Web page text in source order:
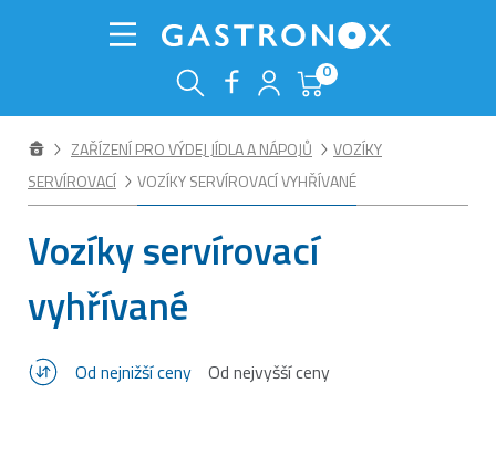
0
ZAŘÍZENÍ PRO VÝDEJ JÍDLA A NÁPOJŮ
VOZÍKY
SERVÍROVACÍ
VOZÍKY SERVÍROVACÍ VYHŘÍVANÉ
Vozíky servírovací
vyhřívané
Od nejnižší ceny Od nejvyšší ceny